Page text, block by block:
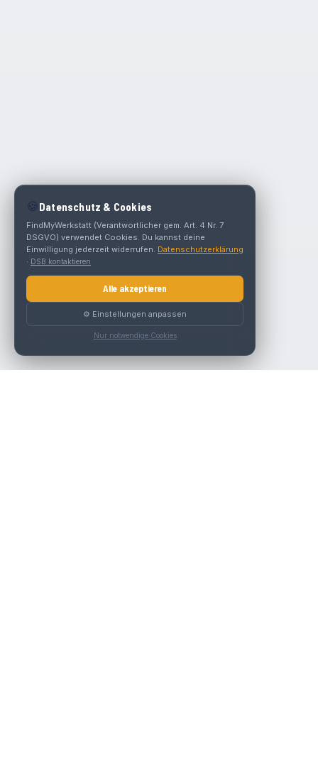
🍪 Datenschutz & Cookies
FindMyWerkstatt (Verantwortlicher gem. Art. 4 Nr. 7
DSGVO) verwendet Cookies. Du kannst deine
Einwilligung jederzeit widerrufen. Datenschutzerklärung
· DSB kontaktieren
Alle akzeptieren
⚙️ Einstellungen anpassen
Nur notwendige Cookies